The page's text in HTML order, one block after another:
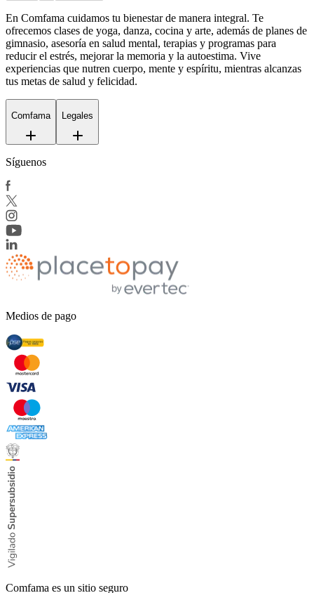
En Comfama cuidamos tu bienestar de manera integral. Te
ofrecemos clases de yoga, danza, cocina y arte, además de planes de
gimnasio, asesoría en salud mental, terapias y programas para
reducir el estrés, mejorar la memoria y la autoestima. Vive
experiencias que nutren cuerpo, mente y espíritu, mientras alcanzas
tus metas de salud y felicidad.
Comfama Legales
Síguenos
Medios de pago
Comfama es un sitio seguro